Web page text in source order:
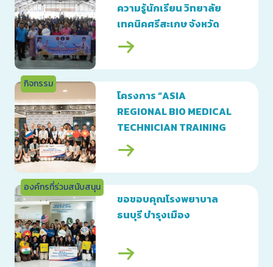
ความรู้นักเรียน วิทยาลัย
เทคนิคศรีสะเกษ จังหวัด
ศรีสะเกษ
กิจกรรม
โครงการ “ASIA
REGIONAL BIO MEDICAL
TECHNICIAN TRAINING
2024”
องค์กรที่ร่วมสนับสนุน
ขอขอบคุณโรงพยาบาล
ธนบุรี บำรุงเมือง